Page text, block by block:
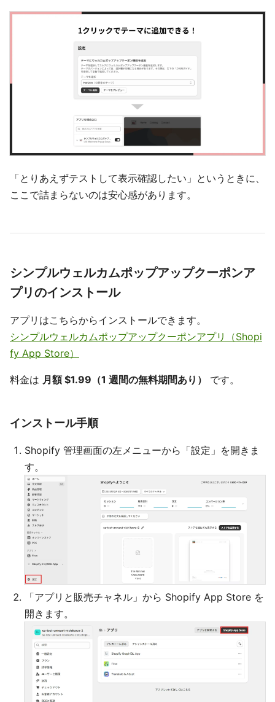
「とりあえずテストして表示確認したい」というときに、
ここで詰まらないのは安心感があります。
シンプルウェルカムポップアップクーポンア
プリのインストール
アプリはこちらからインストールできます。
シンプルウェルカムポップアップクーポンアプリ（Shopi
fy App Store）
料金は 月額 $1.99（1 週間の無料期間あり） です。
インストール手順
Shopify 管理画面の左メニューから「設定」を開きま
す。
「アプリと販売チャネル」から Shopify App Store を
開きます。